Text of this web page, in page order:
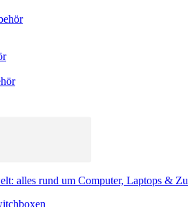
alles rund um Computer, Laptops &